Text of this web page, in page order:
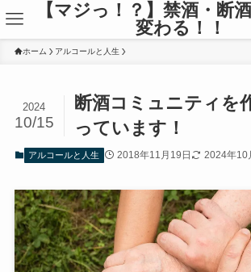
【マジっ！？】禁酒・断
変わる！！
ホーム アルコールと人生
断酒コミュニティを
っています！
2024
10/15
アルコールと人生 2018年11月19日 2024年10